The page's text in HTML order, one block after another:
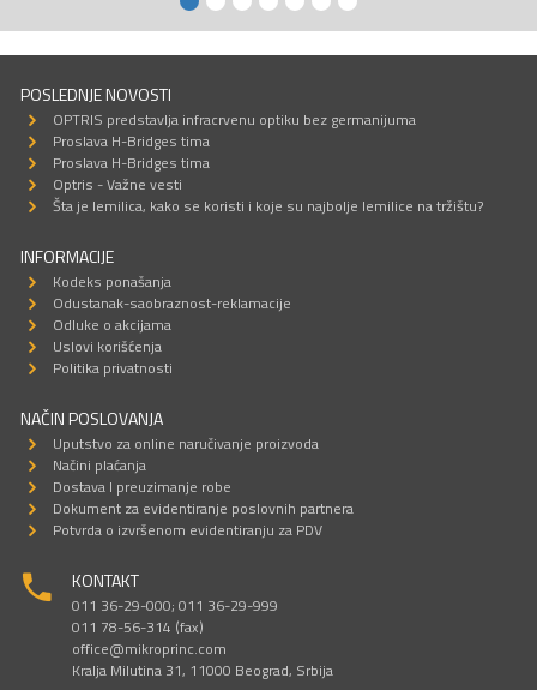
POSLEDNJE NOVOSTI
OPTRIS predstavlja infracrvenu optiku bez germanijuma
Proslava H-Bridges tima
Proslava H-Bridges tima
Optris - Važne vesti
Šta je lemilica, kako se koristi i koje su najbolje lemilice na tržištu?
INFORMACIJE
Kodeks ponašanja
Odustanak-saobraznost-reklamacije
Odluke o akcijama
Uslovi korišćenja
Politika privatnosti
NAČIN POSLOVANJA
Uputstvo za online naručivanje proizvoda
Načini plaćanja
Dostava I preuzimanje robe
Dokument za evidentiranje poslovnih partnera
Potvrda o izvršenom evidentiranju za PDV
KONTAKT
011 36-29-000; 011 36-29-999
011 78-56-314 (fax)
office@mikroprinc.com
Kralja Milutina 31, 11000 Beograd, Srbija